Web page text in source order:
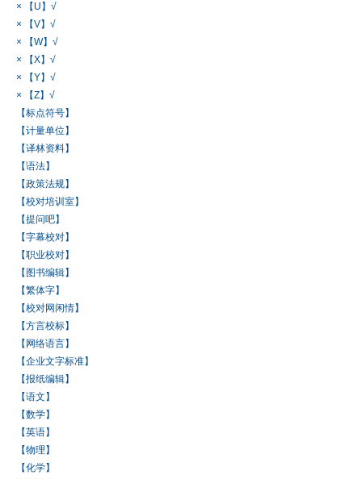
× 【U】√
× 【V】√
× 【W】√
× 【X】√
× 【Y】√
× 【Z】√
【标点符号】
【计量单位】
【译林资料】
【语法】
【政策法规】
【校对培训室】
【提问吧】
【字幕校对】
【职业校对】
【图书编辑】
【繁体字】
【校对网闲情】
【方言校标】
【网络语言】
【企业文字标准】
【报纸编辑】
【语文】
【数学】
【英语】
【物理】
【化学】